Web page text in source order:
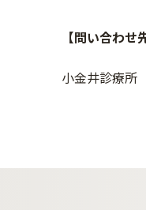
【問い合わせ
小金井診療所